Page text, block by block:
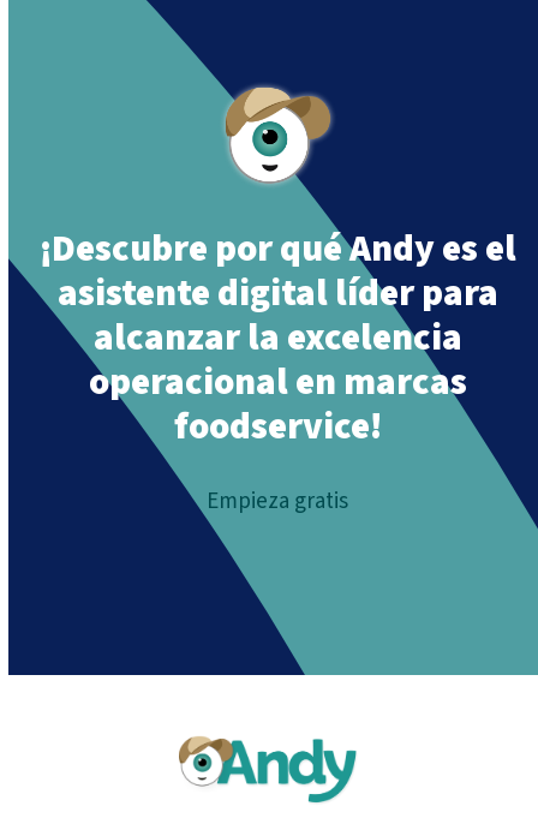
¡Descubre por qué Andy es el
asistente digital líder para
alcanzar la excelencia
operacional en marcas
foodservice!
Empieza gratis